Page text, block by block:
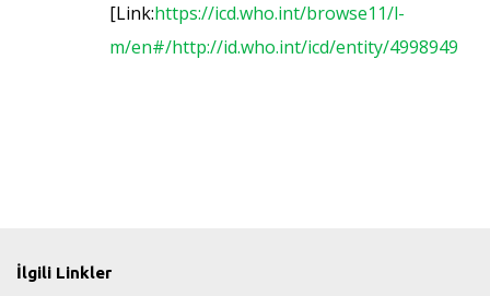
[Link:https://icd.who.int/browse11/l-
m/en#/http://id.who.int/icd/entity/499894965
İlgili Linkler